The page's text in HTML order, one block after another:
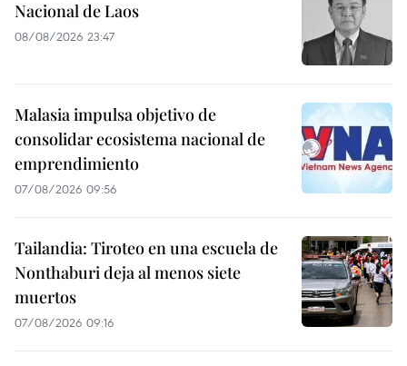
Nacional de Laos
08/08/2026 23:47
Malasia impulsa objetivo de
consolidar ecosistema nacional de
emprendimiento
07/08/2026 09:56
Tailandia: Tiroteo en una escuela de
Nonthaburi deja al menos siete
muertos
07/08/2026 09:16